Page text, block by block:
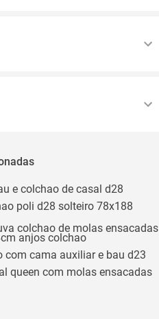
e colchao de casal d28
poli d28 solteiro 78x188
colchao de molas ensacadas
anjos colchao
com cama auxiliar e bau d23
queen com molas ensacadas